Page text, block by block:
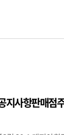
지사항판매점